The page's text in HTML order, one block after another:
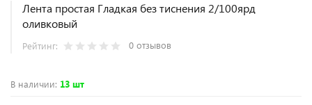
Лента простая Гладкая без тиснения 2/100ярд
оливковый
Рейтинг: 0 отзывов
В наличии: 13 шт